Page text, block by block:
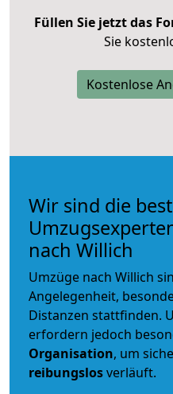
Füllen Sie jetzt das
Sie
Kostenlose
Wir sind die
nach Willich
Umzüge nach Willich
Angelegenheit,
Distanzen stattfinden.
erfordern jedoch
Organisation, um
reibungslosverläuft.